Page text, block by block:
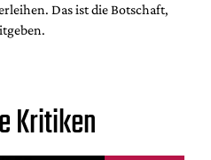
Das ist die Botschaft,
Kritiken